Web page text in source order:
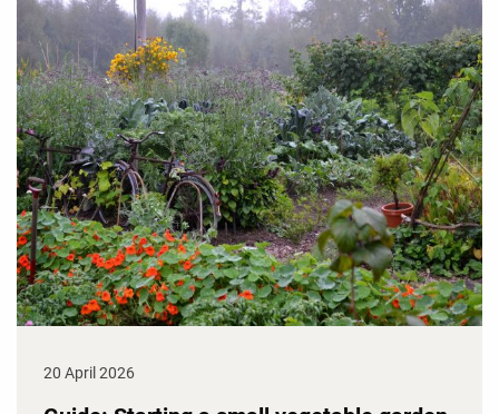
20 April 2026